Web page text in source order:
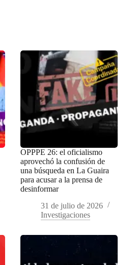
OPPPE 26: el oficialismo
aprovechó la confusión de
una búsqueda en La Guaira
para acusar a la prensa de
desinformar
31 de julio de 2026
Investigaciones